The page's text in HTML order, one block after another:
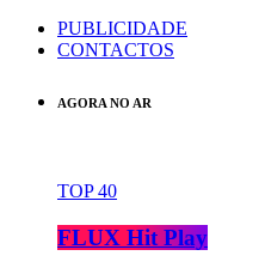
PUBLICIDADE
CONTACTOS
AGORA NO AR
TOP 40
FLUX Hit Play